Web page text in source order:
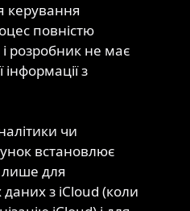
керування
повністю
розробник не має
інформації з
чи
встановлює
для
даних з iCloud (коли